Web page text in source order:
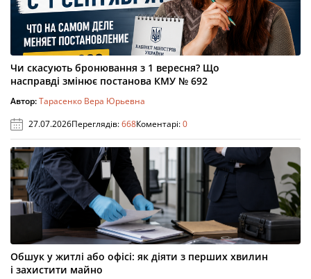
Чи скасують бронювання з 1 вересня? Що
насправді змінює постанова КМУ № 692
Автор:Тарасенко Вера Юрьевна
27.07.2026Переглядів:668Коментарі:0
Обшук у житлі або офісі: як діяти з перших хвилин
і захистити майно